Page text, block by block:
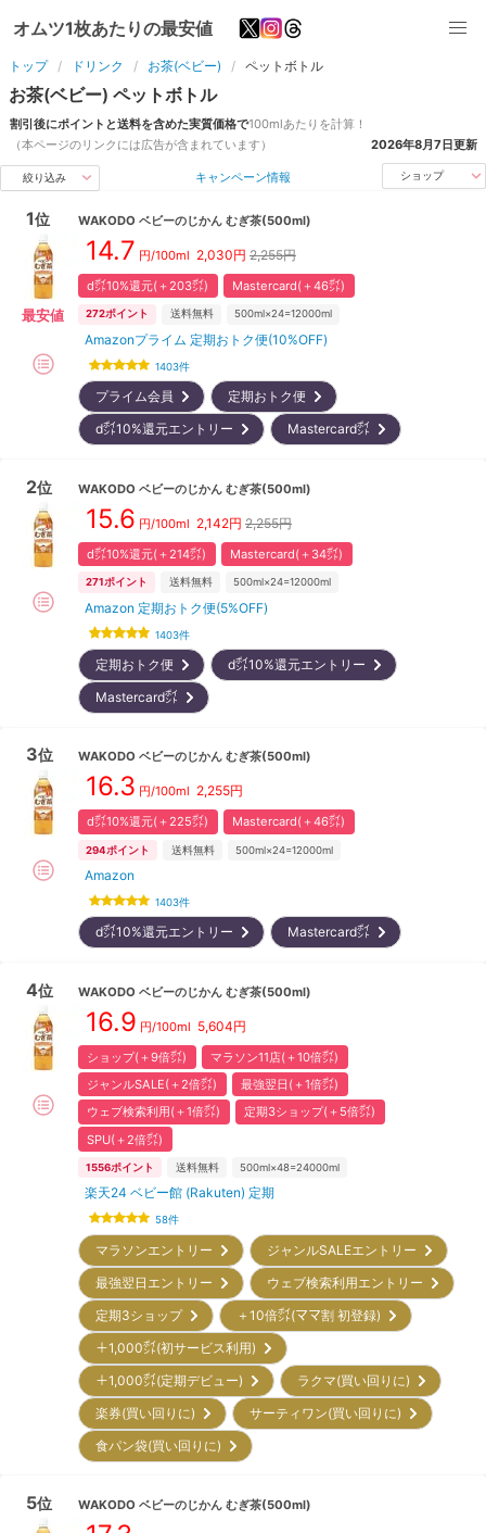
オムツ1枚あたりの最安値
トップ ドリンク お茶(ベビー) ペットボトル
お茶(ベビー) ペットボトル
割引後にポイントと送料を含めた実質価格で100mlあたりを計算！
（本ページのリンクには広告が含まれています）
2026年8月7日更新
絞り込み キャンペーン情報 ショップ
1位
最安値
WAKODO ベビーのじかん むぎ茶(500ml)
14.7 円/100ml 2,030円 2,255円
d㌽10%還元(＋203㌽) Mastercard(＋46㌽)
272ポイント 送料無料 500ml×24=12000ml
Amazonプライム 定期おトク便(10%OFF)
1403件
プライム会員
定期おトク便
d㌽10%還元エントリー
Mastercard㌽
2位 WAKODO ベビーのじかん むぎ茶(500ml)
15.6 円/100ml 2,142円 2,255円
d㌽10%還元(＋214㌽) Mastercard(＋34㌽)
271ポイント 送料無料 500ml×24=12000ml
Amazon 定期おトク便(5%OFF)
1403件
定期おトク便
d㌽10%還元エントリー
Mastercard㌽
3位 WAKODO ベビーのじかん むぎ茶(500ml)
16.3 円/100ml 2,255円
d㌽10%還元(＋225㌽) Mastercard(＋46㌽)
294ポイント 送料無料 500ml×24=12000ml
Amazon
1403件
d㌽10%還元エントリー Mastercard㌽
4位 WAKODO ベビーのじかん むぎ茶(500ml)
16.9 円/100ml 5,604円
ショップ(＋9倍㌽)
マラソン11店(＋10倍㌽)
ジャンルSALE(＋2倍㌽)
最強翌日(＋1倍㌽)
ウェブ検索利用(＋1倍㌽)
定期3ショップ(＋5倍㌽)
SPU(＋2倍㌽)
1556ポイント 送料無料 500ml×48=24000ml
楽天24 ベビー館 (Rakuten) 定期
58件
マラソンエントリー
ジャンルSALEエントリー
最強翌日エントリー
ウェブ検索利用エントリー
定期3ショップ
＋10倍㌽(ママ割 初登録)
＋1,000㌽(初サービス利用)
＋1,000㌽(定期デビュー)
ラクマ(買い回りに)
楽券(買い回りに)
サーティワン(買い回りに)
食パン袋(買い回りに)
5位 WAKODO ベビーのじかん むぎ茶(500ml)